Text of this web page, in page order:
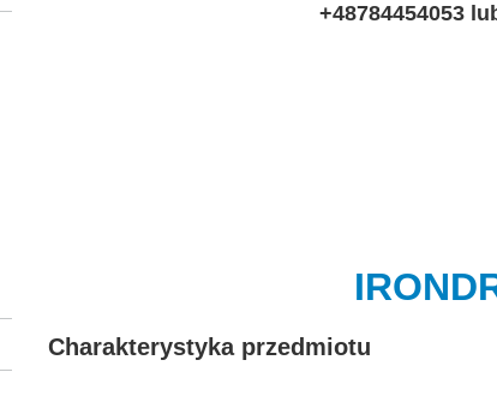
+48784454053
Charakterystyka przedmiotu